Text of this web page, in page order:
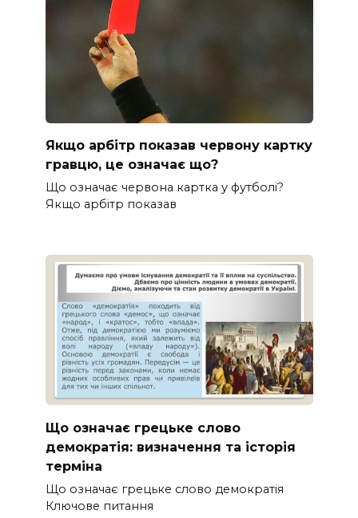
Якщо арбітр показав червону картку
гравцю, це означає що?
Що означає червона картка у футболі?
Якщо арбітр показав
Що означає грецьке слово
демократія: визначення та історія
терміна
Що означає грецьке слово демократія
Ключове питання